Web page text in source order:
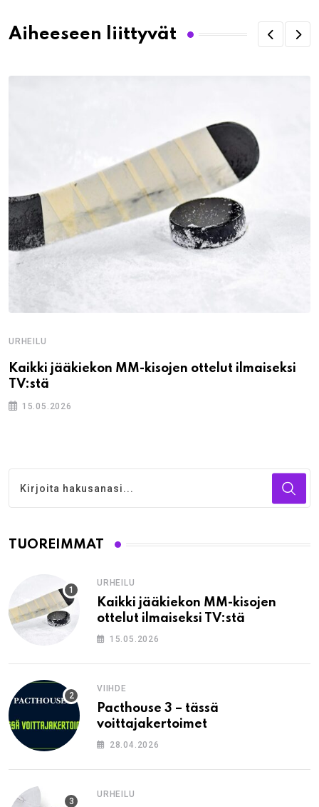
Aiheeseen liittyvät
URHEILU
Kaikki jääkiekon MM-kisojen ottelut ilmaiseksi
TV:stä
15.05.2026
TUOREIMMAT
URHEILU
Kaikki jääkiekon MM-kisojen
ottelut ilmaiseksi TV:stä
15.05.2026
VIIHDE
Pacthouse 3 – tässä
voittajakertoimet
28.04.2026
URHEILU